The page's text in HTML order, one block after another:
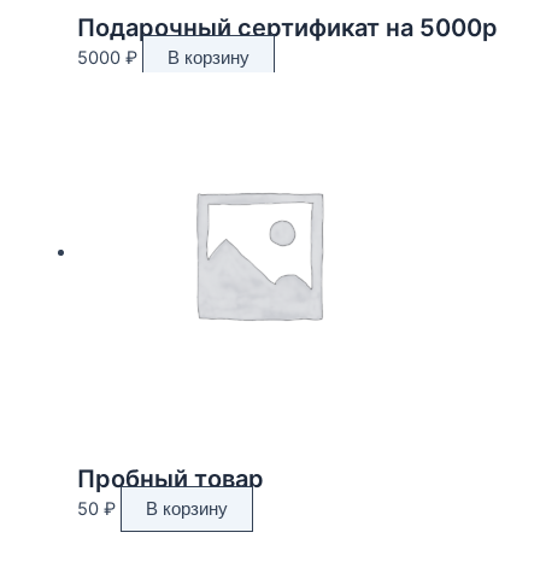
Подарочный сертификат на 5000р
5000 ₽ В корзину
Пробный товар
50 ₽ В корзину